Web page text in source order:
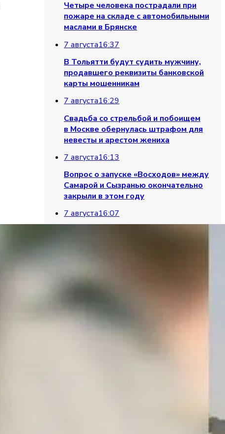
Четыре человека пострадали при
пожаре на складе с автомобильными
маслами в Брянске
7 августа16:37
В Тольятти будут судить мужчину,
продавшего реквизиты банковской
карты мошенникам
7 августа16:29
Свадьба со стрельбой и побоищем
в Москве обернулась штрафом для
невесты и арестом жениха
7 августа16:13
Вопрос о запуске «Восходов» между
Самарой и Сызранью окончательно
закрыли в этом году
7 августа16:07
Житель Тольятти угрожал соседке
пережить жару до +35 градусов
15:45